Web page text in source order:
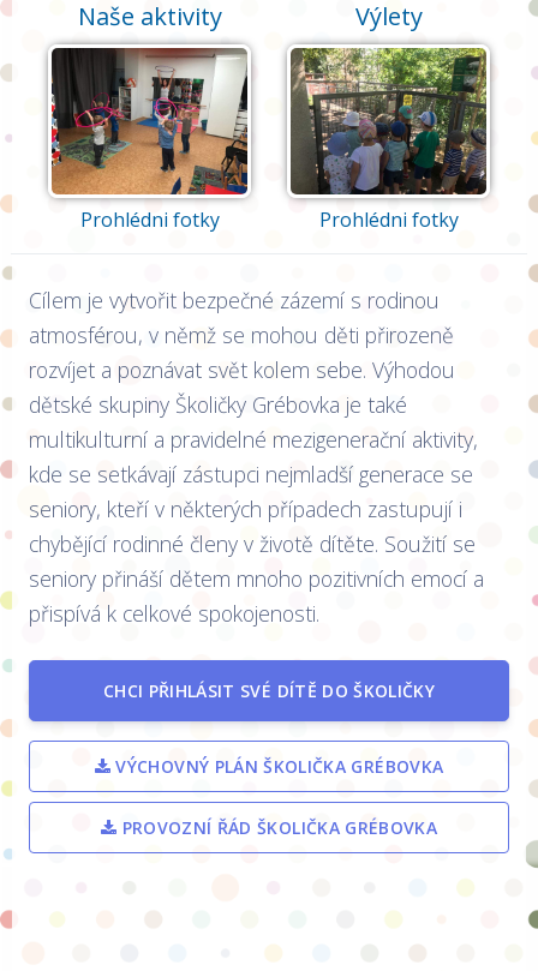
Naše aktivity
Prohlédni fotky
Výlety
Prohlédni fotky
Cílem je vytvořit bezpečné zázemí s rodinou
atmosférou, v němž se mohou děti přirozeně
rozvíjet a poznávat svět kolem sebe. Výhodou
dětské skupiny Školičky Grébovka je také
multikulturní a pravidelné mezigenerační aktivity,
kde se setkávají zástupci nejmladší generace se
seniory, kteří v některých případech zastupují i
chybějící rodinné členy v životě dítěte. Soužití se
seniory přináší dětem mnoho pozitivních emocí a
přispívá k celkové spokojenosti.
CHCI PŘIHLÁSIT SVÉ DÍTĚ DO ŠKOLIČKY
VÝCHOVNÝ PLÁN ŠKOLIČKA GRÉBOVKA
PROVOZNÍ ŘÁD ŠKOLIČKA GRÉBOVKA